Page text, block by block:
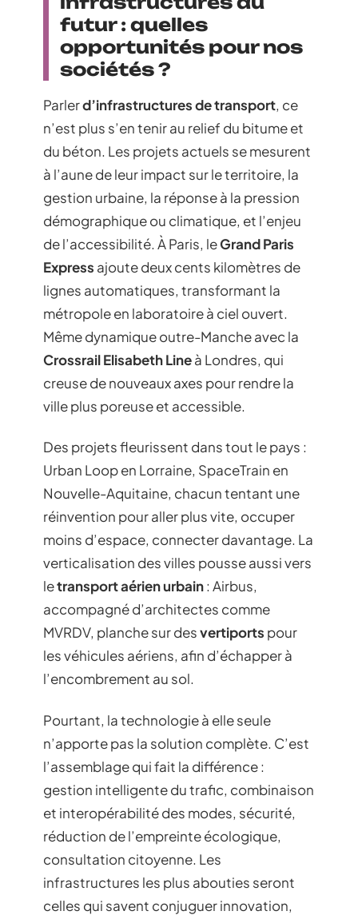
futur : quelles
opportunités pour nos
sociétés ?
Parlerd’infrastructures de transport, ce
n’est plus s’en tenir au relief du bitume et
du béton. Les projets actuels se mesurent
à l’aune de leur impact sur le territoire, la
gestion urbaine, la réponse à la pression
démographique ou climatique, et l’enjeu
de l’accessibilité. À Paris, leGrand Paris
Express ajoute deux cents kilomètres de
lignes automatiques, transformant la
métropole en laboratoire à ciel ouvert.
Même dynamique outre-Manche avec la
Crossrail Elisabeth Lineà Londres, qui
creuse de nouveaux axes pour rendre la
ville plus poreuse et accessible.
Des projets fleurissent dans tout le pays :
Urban Loop en Lorraine, SpaceTrain en
Nouvelle-Aquitaine, chacun tentant une
réinvention pour aller plus vite, occuper
moins d’espace, connecter davantage. La
verticalisation des villes pousse aussi vers
letransport aérien urbain: Airbus,
accompagné d’architectes comme
MVRDV, planche sur desvertiports pour
les véhicules aériens, afin d’échapper à
l’encombrement au sol.
Pourtant, la technologie à elle seule
n’apporte pas la solution complète. C’est
l’assemblage qui fait la différence :
gestion intelligente du trafic, combinaison
et interopérabilité des modes, sécurité,
réduction de l’empreinte écologique,
consultation citoyenne. Les
infrastructures les plus abouties seront
celles qui savent conjuguer innovation,